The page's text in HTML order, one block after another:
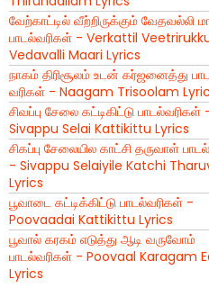
வேற்காட்டில் வீற்றிருக்கும் வேதவல்லி
பாடல்வரிகள் - Verkattil
Vedavalli Maari Lyrics
நாகம் திரிசூலம் உடன் கர்ஜனைத்து
வரிகள் - Naagam Trisoolam
சிவப்பு சேலை கட்டிகிட்டு பாடல்வரிகள்
Sivappu Selai Kattikittu Lyrics
சிகப்பு சேலையில காட்சி தருவாள்
- Sivappu Selaiyile Katchi
Lyrics
பூவாடை கட்டிக்கிட்டு பாடல்வரிகள் -
Poovaadai Kattikittu Lyrics
பூவால் கரகம் எடுத்து ஆடி வருவோம்
பாடல்வரிகள் - Poovaal Karagam
Lyrics